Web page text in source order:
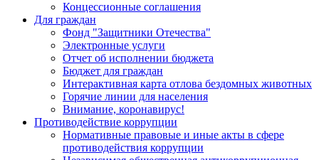
Концессионные соглашения
Для граждан
Фонд "Защитники Отечества"
Электронные услуги
Отчет об исполнении бюджета
Бюджет для граждан
Интерактивная карта отлова бездомных животных
Горячие линии для населения
Внимание, коронавирус!
Противодействие коррупции
Нормативные правовые и иные акты в сфере
противодействия коррупции